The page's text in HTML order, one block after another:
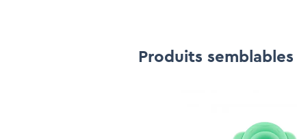
Produits semblables